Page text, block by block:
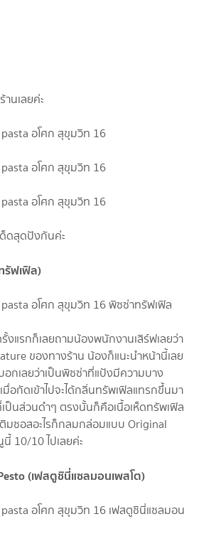
นเลยค่ะ
ด็ดสุดปังกันค่ะ
รัฟเฟิล)
งแรกก็เลยถามน้องพนักงานเสิร์ฟเลยว่า
ของทางร้าน น้องก็แนะนำหน้านี้เลย
กเลยว่าเป็นพิซซ่าที่แป้งมีความบาง
อกัดเข้าไปจะได้กลิ่นทรัพเฟิลแทรกขึ้นมา
เป็นส่วนดำๆ ตรงนั้นก็คือเนื้อเห็ดทรัพเฟิล
ติมซอสอะไรก็กลมกล่อมแบบ Original
10/10 ไปเลยค่ะ
(เฟสตูชินี่แซลมอนเพสโต)